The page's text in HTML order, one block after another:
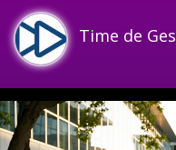
Time de